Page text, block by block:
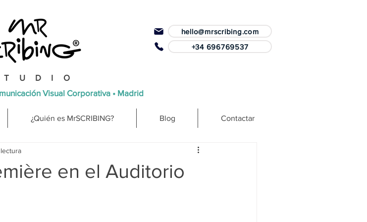
hello@mrscribing.com
+34 696769537
Visual Corporativa • Madrid
¿Quién es MrSCRIBING? Blog Contactar
en el Auditorio